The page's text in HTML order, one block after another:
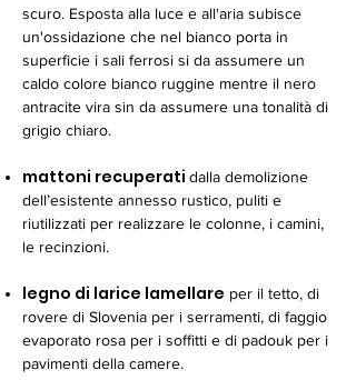
scuro. Esposta alla luce e all'aria subisce
un'ossidazione che nel bianco porta in
superficie i sali ferrosi si da assumere un
caldo colore bianco ruggine mentre il nero
antracite vira sin da assumere una tonalità di
grigio chiaro.
mattoni recuperati dalla demolizione
dell’esistente annesso rustico, puliti e
riutilizzati per realizzare le colonne, i camini,
le recinzioni.
legno di larice lamellare per il tetto, di
rovere di Slovenia per i serramenti, di faggio
evaporato rosa per i soffitti e di padouk per i
pavimenti della camere.